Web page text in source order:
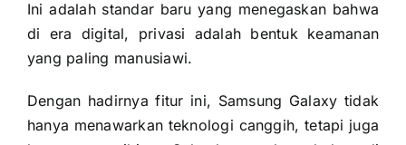
Ini adalah standar baru yang menegaskan bahwa
di era digital, privasi adalah bentuk keamanan
yang paling manusiawi.
Dengan hadirnya fitur ini, Samsung Galaxy tidak
hanya menawarkan teknologi canggih, tetapi juga